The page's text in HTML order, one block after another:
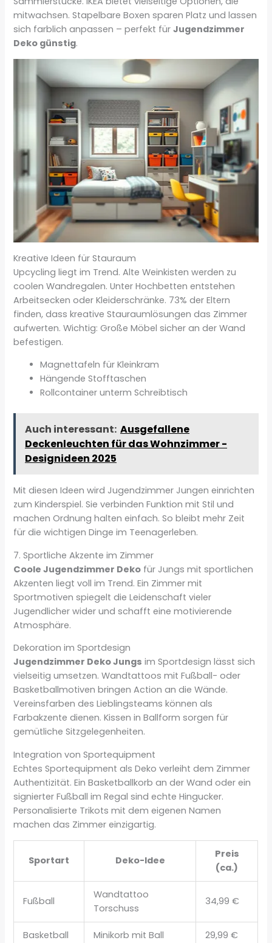
mitwachsen. Stapelbare Boxen sparen Platz und lassen
sich farblich anpassen – perfekt fürJugendzimmer
Deko günstig.
Kreative Ideen für Stauraum
Upcycling liegt im Trend. Alte Weinkisten werden zu
coolen Wandregalen. Unter Hochbetten entstehen
Arbeitsecken oder Kleiderschränke. 73% der Eltern
finden, dass kreative Stauraumlösungen das Zimmer
aufwerten. Wichtig: Große Möbel sicher an der Wand
befestigen.
Magnettafeln für Kleinkram
Hängende Stofftaschen
Rollcontainer unterm Schreibtisch
Auch interessant: Ausgefallene
Deckenleuchten für das Wohnzimmer -
Designideen 2025
Mit diesen Ideen wird Jugendzimmer Jungen einrichten
zum Kinderspiel. Sie verbinden Funktion mit Stil und
machen Ordnung halten einfach. So bleibt mehr Zeit
für die wichtigen Dinge im Teenagerleben.
7. Sportliche Akzente im Zimmer
Coole Jugendzimmer Deko für Jungs mit sportlichen
Akzenten liegt voll im Trend. Ein Zimmer mit
Sportmotiven spiegelt die Leidenschaft vieler
Jugendlicher wider und schafft eine motivierende
Atmosphäre.
Dekoration im Sportdesign
Jugendzimmer Deko Jungs im Sportdesign lässt sich
vielseitig umsetzen. Wandtattoos mit Fußball- oder
Basketballmotiven bringen Action an die Wände.
Vereinsfarben des Lieblingsteams können als
Farbakzente dienen. Kissen in Ballform sorgen für
gemütliche Sitzgelegenheiten.
Integration von Sportequipment
Echtes Sportequipment als Deko verleiht dem Zimmer
Authentizität. Ein Basketballkorb an der Wand oder ein
signierter Fußball im Regal sind echte Hingucker.
Personalisierte Trikots mit dem eigenen Namen
machen das Zimmer einzigartig.
Sportart Deko-Idee
Preis
(ca.)
Fußball
Wandtattoo
Torschuss
34,99 €
Basketball Minikorb mit Ball 29,99 €